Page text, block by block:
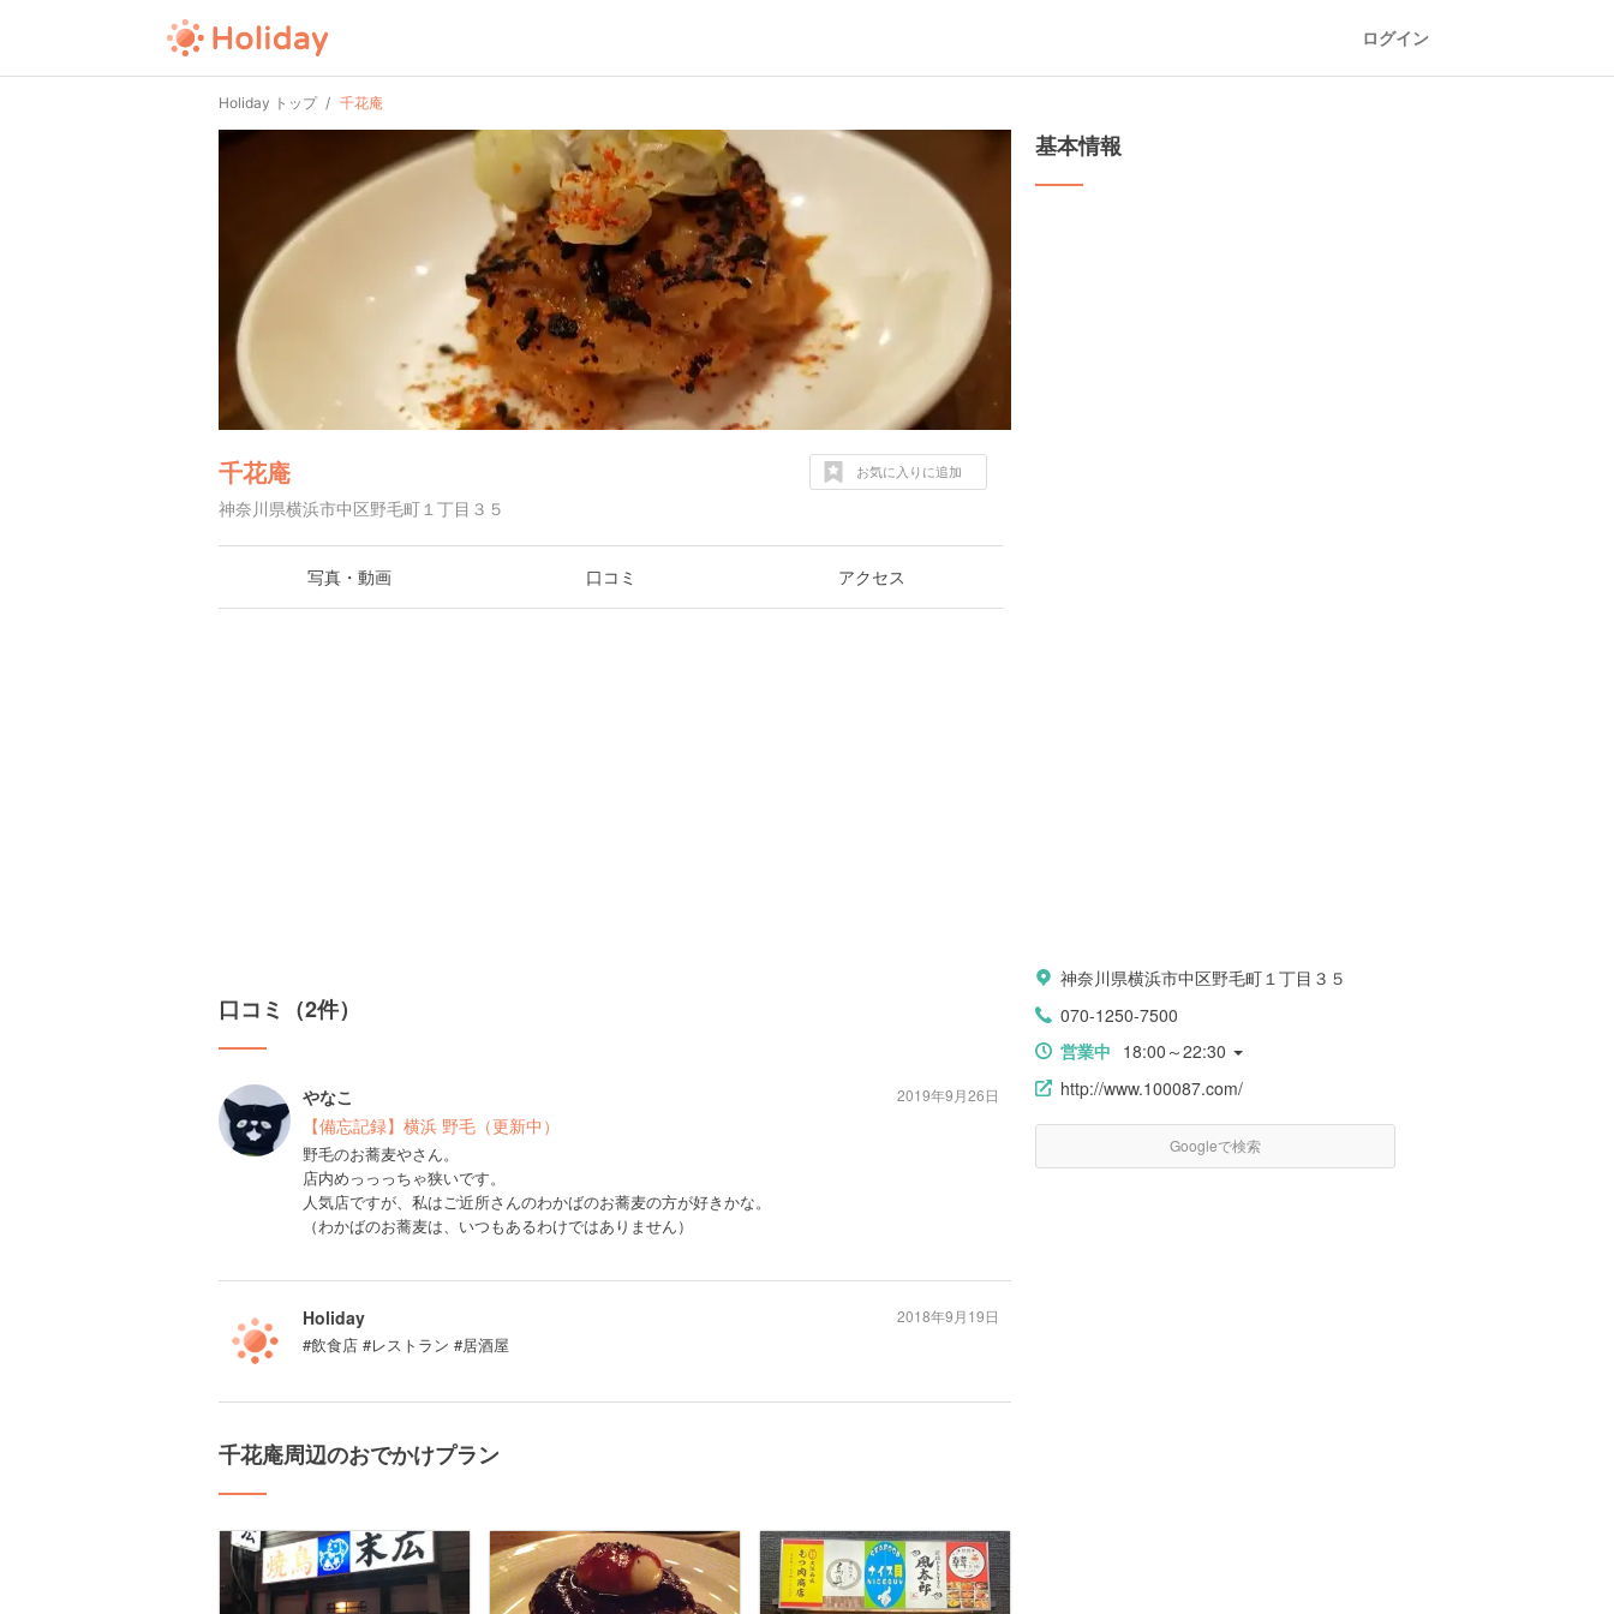
ログイン
Holiday トップ 千花庵
千花庵
神奈川県横浜市中区野毛町１丁目３５
お気に入りに追加
写真・動画 口コミ アクセス
口コミ（2件）
やなこ
【備忘記録】横浜 野毛（更新中）
野毛のお蕎麦やさん。
店内めっっっちゃ狭いです。
人気店ですが、私はご近所さんのわかばのお蕎麦の方が好きかな。
（わかばのお蕎麦は、いつもあるわけではありません）
2019年9月26日
Holiday
#飲食店 #レストラン #居酒屋
2018年9月19日
千花庵周辺のおでかけプラン
基本情報
神奈川県横浜市中区野毛町１丁目３５
070-1250-7500
営業中 18:00～22:30
http://www.100087.com/
Googleで検索